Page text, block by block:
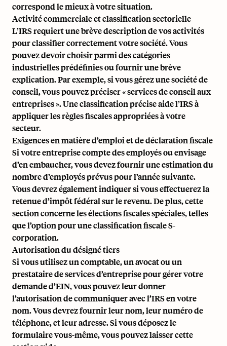
correspond le mieux à votre situation.
Activité commerciale et classification sectorielle
L’IRS requiert une brève description de vos activités
pour classifier correctement votre société. Vous
pouvez devoir choisir parmi des catégories
industrielles prédéfinies ou fournir une brève
explication. Par exemple, si vous gérez une société de
conseil, vous pouvez préciser « services de conseil aux
entreprises ». Une classification précise aide l’IRS à
appliquer les règles fiscales appropriées à votre
secteur.
Exigences en matière d’emploi et de déclaration fiscale
Si votre entreprise compte des employés ou envisage
d’en embaucher, vous devez fournir une estimation du
nombre d’employés prévus pour l’année suivante.
Vous devrez également indiquer si vous effectuerez la
retenue d’impôt fédéral sur le revenu. De plus, cette
section concerne les élections fiscales spéciales, telles
que l’option pour une classification fiscale S-
corporation.
Autorisation du désigné tiers
Si vous utilisez un comptable, un avocat ou un
prestataire de services d’entreprise pour gérer votre
demande d’EIN, vous pouvez leur donner
l’autorisation de communiquer avec l’IRS en votre
nom. Vous devrez fournir leur nom, leur numéro de
téléphone, et leur adresse. Si vous déposez le
formulaire vous-même, vous pouvez laisser cette